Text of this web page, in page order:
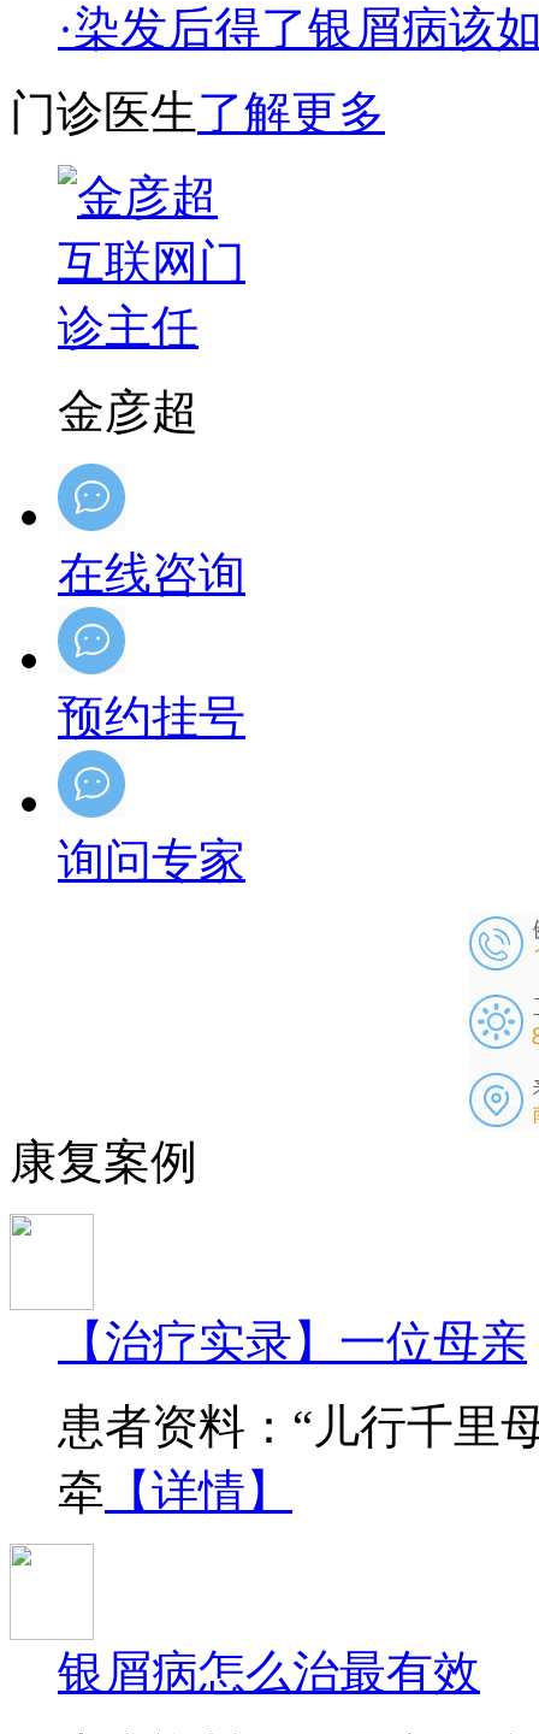
·染发后得了银屑病该
门诊医生了解更多
金彦超
在线咨询
预约挂号
询问专家
康复案例
【治疗实录】一位母亲
患者资料：“儿行千里
牵 【详情】
银屑病怎么治最有效